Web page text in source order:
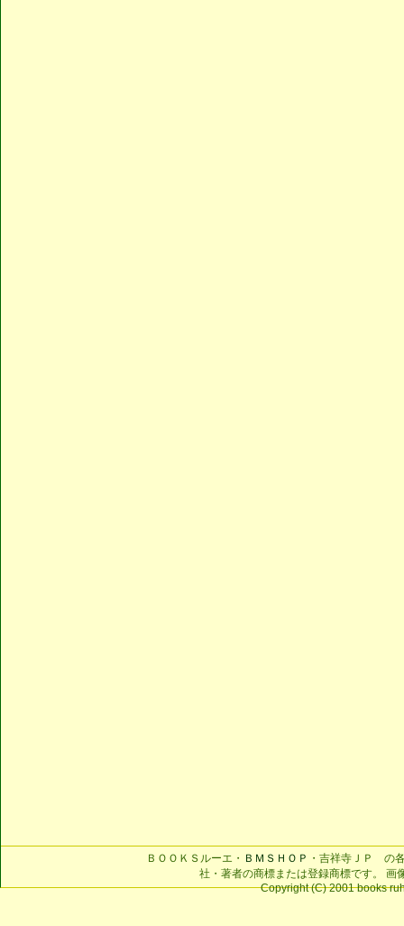
ＢＯＯＫＳルーエ・ ＢＭＳＨＯＰ ・吉祥寺ＪＰ の
社・著者の商標または登録商標です。 画
Copyright (C) 2001 books